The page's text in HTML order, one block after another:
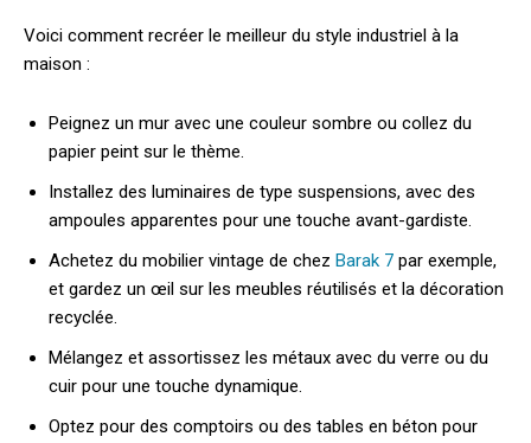
Voici comment recréer le meilleur du style industriel à la
maison :
Peignez un mur avec une couleur sombre ou collez du
papier peint sur le thème.
Installez des luminaires de type suspensions, avec des
ampoules apparentes pour une touche avant-gardiste.
Achetez du mobilier vintage de chez Barak 7 par exemple,
et gardez un œil sur les meubles réutilisés et la décoration
recyclée.
Mélangez et assortissez les métaux avec du verre ou du
cuir pour une touche dynamique.
Optez pour des comptoirs ou des tables en béton pour